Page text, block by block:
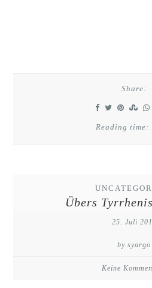
Share:
Reading time:
Übers
25. Juli
by syargo
Keine